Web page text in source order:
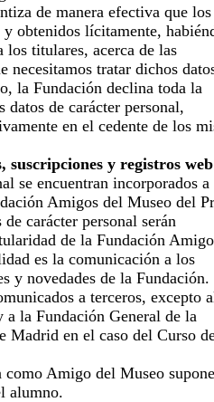
de manera efectiva que los
obtenidos lícitamente,
titulares, acerca de las
necesitamos tratar dichos
la Fundación declina toda la
datos de carácter personal,
en el cedente de los
suscripciones y registros web
se encuentran incorporados a
Amigos del Museo del
de carácter personal serán
de la Fundación
es la comunicación a los
y novedades de la Fundación.
a terceros, excepto
la Fundación General de la
Madrid en el caso del Curso
como Amigo del Museo
alumno.